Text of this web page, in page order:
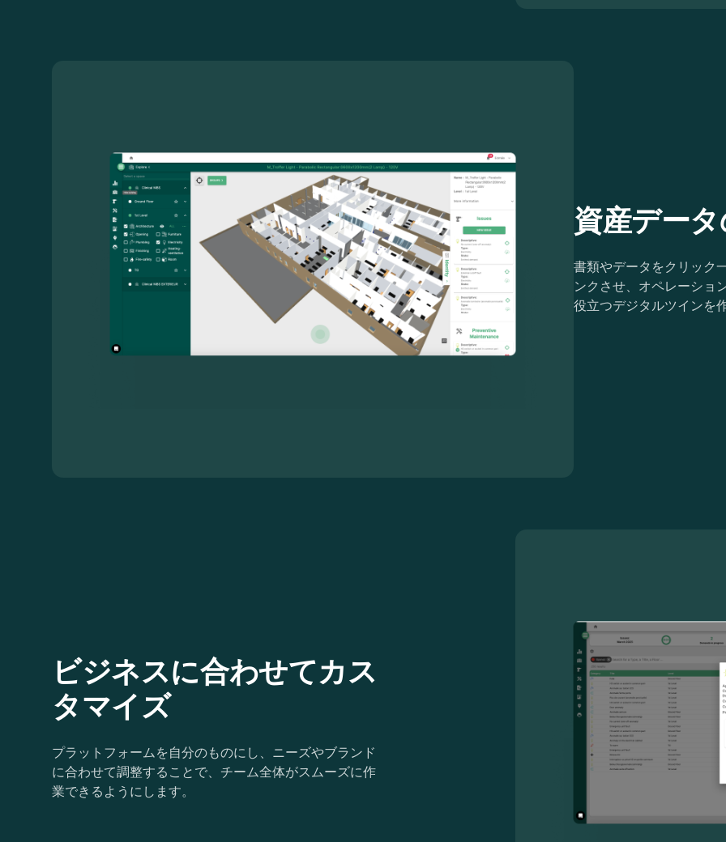
資産デー
書類やデータをクリック
ンクさせ、オペレーショ
役立つデジタルツインを
ビジネスに合わせてカス
タマイズ
プラットフォームを自分のものにし、ニーズやブランド
に合わせて調整することで、チーム全体がスムーズに作
業できるようにします。